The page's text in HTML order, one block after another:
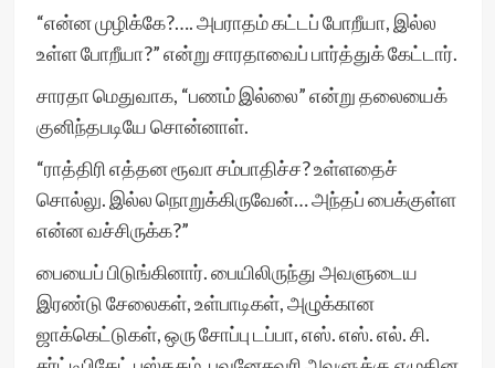
“என்ன முழிக்கே?…. அபராதம் கட்டப் போறீயா, இல்ல
உள்ள போறீயா?” என்று சாரதாவைப் பார்த்துக் கேட்டார்.
சாரதா மெதுவாக, “பணம் இல்லை” என்று தலையைக்
குனிந்தபடியே சொன்னாள்.
“ராத்திரி எத்தன ரூவா சம்பாதிச்ச? உள்ளதைச்
சொல்லு. இல்ல நொறுக்கிருவேன்… அந்தப் பைக்குள்ள
என்ன வச்சிருக்க?”
பையைப் பிடுங்கினார். பையிலிருந்து அவளுடைய
இரண்டு சேலைகள், உள்பாடிகள், அழுக்கான
ஜாக்கெட்டுகள், ஒரு சோப்பு டப்பா, எஸ். எஸ். எல். சி.